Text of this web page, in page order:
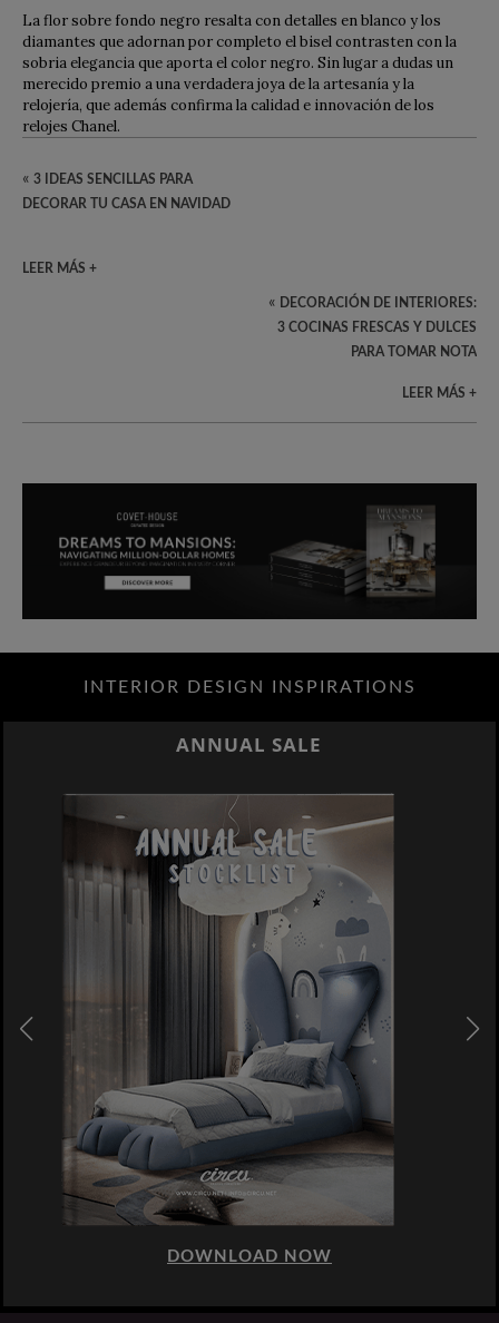
La flor sobre fondo negro resalta con detalles en blanco y los
diamantes que adornan por completo el bisel contrasten con la
sobria elegancia que aporta el color negro. Sin lugar a dudas un
merecido premio a una verdadera joya de la artesanía y la
relojería, que además confirma la calidad e innovación de los
relojes Chanel.
« 3 IDEAS SENCILLAS PARA
DECORAR TU CASA EN NAVIDAD
LEER MÁS +
« DECORACIÓN DE INTERIORES:
3 COCINAS FRESCAS Y DULCES
PARA TOMAR NOTA
LEER MÁS +
INTERIOR DESIGN INSPIRATIONS
ANNUAL SALE
DOWNLOAD NOW